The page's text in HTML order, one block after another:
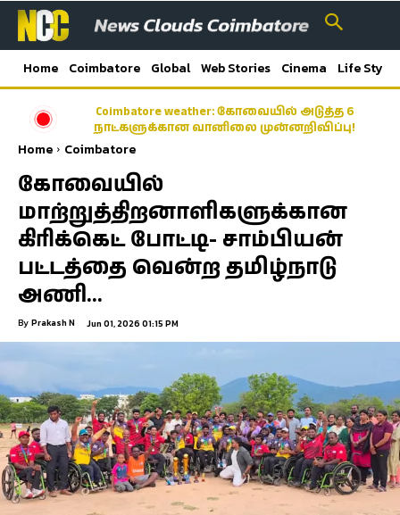
Home Coimbatore Global Web Stories Cinema Life Style
Coimbatore weather: கோவையில் அடுத்த 6
நாட்களுக்கான வானிலை முன்னறிவிப்பு!
Home Coimbatore
கோவையில்
மாற்றுத்திறனாளிகளுக்கான
கிரிக்கெட் போட்டி- சாம்பியன்
பட்டத்தை வென்ற தமிழ்நாடு
அணி…
By Prakash N Jun 01, 2026 01:15 PM